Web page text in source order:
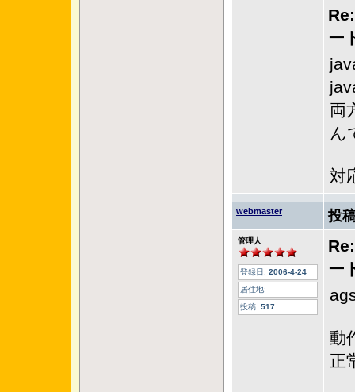
ー
両
ん
対
webmaster 投
管理人
登録日: 2006-4-24
居住地:
投稿: 517
ー
動
正